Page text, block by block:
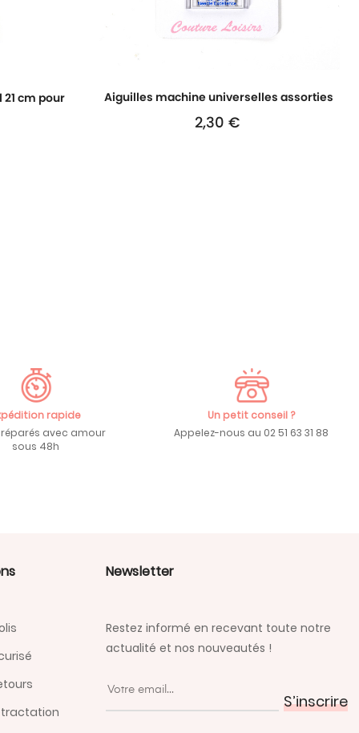
cm pour
Aiguilles machine universelles assorties
Prix
2,30 €
rapide
avec amour
sous 48h
Un petit conseil ?
Appelez-nous au 02 51 63 31 88
Newsletter
Restez informé en recevant toute notre
actualité et nos nouveautés !
S’inscrire